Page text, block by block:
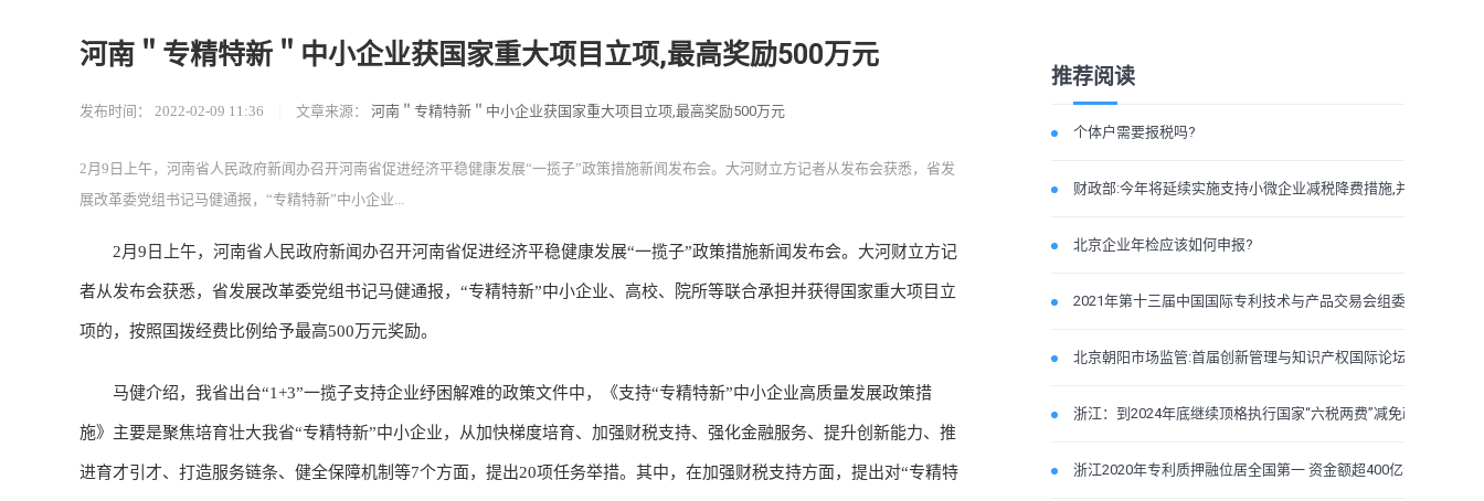
河南＂专精特新＂中小企业获国家重大项目立项,最高奖励500万元
发布时间： 2022-02-09 11:36 文章来源： 河南＂专精特新＂中小企业获国家重大项目立项,最高奖励500万元
2月9日上午，河南省人民政府新闻办召开河南省促进经济平稳健康发展“一揽子”政策措施新闻发布会。大河财立方记者从发布会获悉，省发
展改革委党组书记马健通报，“专精特新”中小企业...
2月9日上午，河南省人民政府新闻办召开河南省促进经济平稳健康发展“一揽子”政策措施新闻发布会。大河财立方记
者从发布会获悉，省发展改革委党组书记马健通报，“专精特新”中小企业、高校、院所等联合承担并获得国家重大项目立
项的，按照国拨经费比例给予最高500万元奖励。
马健介绍，我省出台“1+3”一揽子支持企业纾困解难的政策文件中，《支持“专精特新”中小企业高质量发展政策措
施》主要是聚焦培育壮大我省“专精特新”中小企业，从加快梯度培育、加强财税支持、强化金融服务、提升创新能力、推
进育才引才、打造服务链条、健全保障机制等7个方面，提出20项任务举措。其中，在加强财税支持方面，提出对“专精特
推荐阅读
个体户需要报税吗?
财政部:今年将延续实施支持小微企业减税降费措施,并加
北京企业年检应该如何申报?
2021年第十三届中国国际专利技术与产品交易会组委会
北京朝阳市场监管:首届创新管理与知识产权国际论坛
浙江：到2024年底继续顶格执行国家“六税两费”减免政
浙江2020年专利质押融位居全国第一 资金额超400亿元